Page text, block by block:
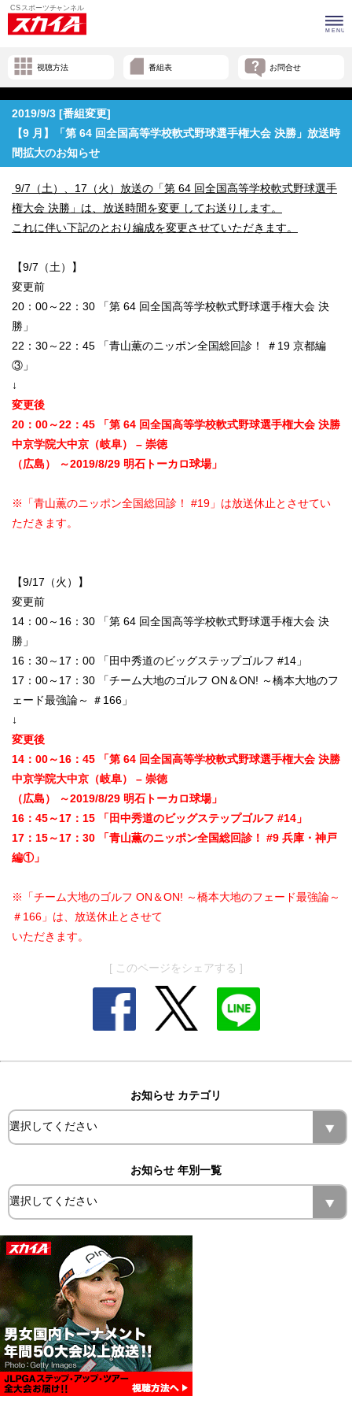
視聴方法 番組表 お問合せ
2019/9/3 [番組変更]
【9 月】「第 64 回全国高等学校軟式野球選手権大会 決勝」放送時
間拡大のお知らせ
9/7（土）、17（火）放送の「第 64 回全国高等学校軟式野球選手
権大会 決勝」は、放送時間を変更 してお送りします。
これに伴い下記のとおり編成を変更させていただきます。
【9/7（土）】
変更前
20：00～22：30 「第 64 回全国高等学校軟式野球選手権大会 決
勝」
22：30～22：45 「青山薫のニッポン全国総回診！ ＃19 京都編
③」
↓
変更後
20：00～22：45 「第 64 回全国高等学校軟式野球選手権大会 決勝
中京学院大中京（岐阜） – 崇徳
（広島） ～2019/8/29 明石トーカロ球場」
※「青山薫のニッポン全国総回診！ #19」は放送休止とさせてい
ただきます。
【9/17（火）】
変更前
14：00～16：30 「第 64 回全国高等学校軟式野球選手権大会 決
勝」
16：30～17：00 「田中秀道のビッグステップゴルフ #14」
17：00～17：30 「チーム大地のゴルフ ON＆ON! ～橋本大地のフ
ェード最強論～ ＃166」
↓
変更後
14：00～16：45 「第 64 回全国高等学校軟式野球選手権大会 決勝
中京学院大中京（岐阜） – 崇徳
（広島） ～2019/8/29 明石トーカロ球場」
16：45～17：15 「田中秀道のビッグステップゴルフ #14」
17：15～17：30 「青山薫のニッポン全国総回診！ #9 兵庫・神戸
編①」
※「チーム大地のゴルフ ON＆ON! ～橋本大地のフェード最強論～
＃166」は、放送休止とさせて
いただきます。
[ このページをシェアする ]
お知らせ カテゴリ
お知らせ 年別一覧